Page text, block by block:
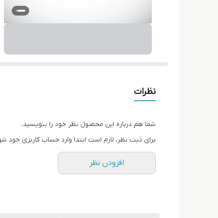
نظرات
شما هم درباره این محصول نظر خود را بنویسید.
برای ثبت نظر، لازم است ابتدا وارد حساب کاربری خود
افزودن نظر